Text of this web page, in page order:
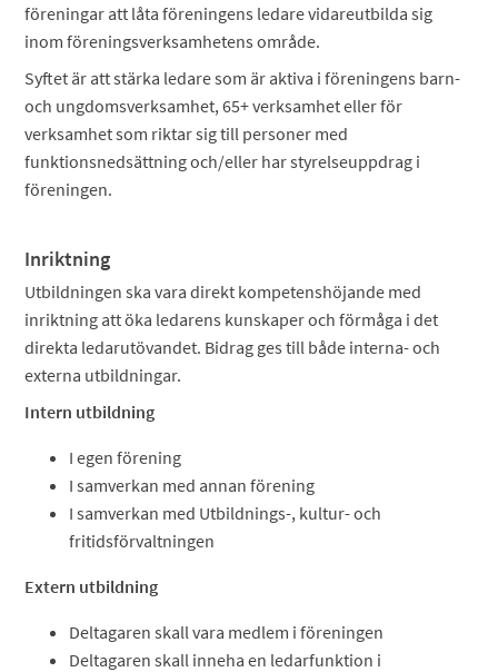
föreningar att låta föreningens ledare vidareutbilda sig
inom föreningsverksamhetens område.
Syftet är att stärka ledare som är aktiva i föreningens barn-
och ungdomsverksamhet, 65+ verksamhet eller för
verksamhet som riktar sig till personer med
funktionsnedsättning och/eller har styrelseuppdrag i
föreningen.
Inriktning
Utbildningen ska vara direkt kompetenshöjande med
inriktning att öka ledarens kunskaper och förmåga i det
direkta ledarutövandet. Bidrag ges till både interna- och
externa utbildningar.
Intern utbildning
I egen förening
I samverkan med annan förening
I samverkan med Utbildnings-, kultur- och
fritidsförvaltningen
Extern utbildning
Deltagaren skall vara medlem i föreningen
Deltagaren skall inneha en ledarfunktion i